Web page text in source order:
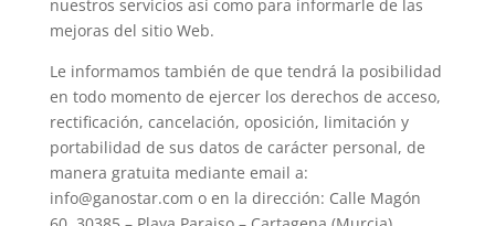
nuestros servicios así como para informarle de las
mejoras del sitio Web.
Le informamos también de que tendrá la posibilidad
en todo momento de ejercer los derechos de acceso,
rectificación, cancelación, oposición, limitación y
portabilidad de sus datos de carácter personal, de
manera gratuita mediante email a:
info@ganostar.com o en la dirección: Calle Magón